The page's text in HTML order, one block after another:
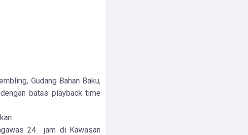
Gudang Bahan Baku,
batas playback time
24 jam di Kawasan